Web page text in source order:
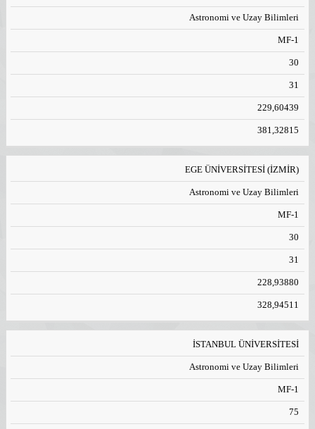
ADI
TÜRÜ
KONT.
YER.
KÜÇÜK)
PUAN
Astronomi ve Uzay Bilimleri
MF-1
30
31
229,60439
381,32815
EGE ÜNİVERSİTESİ (İZMİR)
Astronomi ve Uzay Bilimleri
MF-1
30
31
228,93880
328,94511
İSTANBUL ÜNİVERSİTESİ
Astronomi ve Uzay Bilimleri
MF-1
75